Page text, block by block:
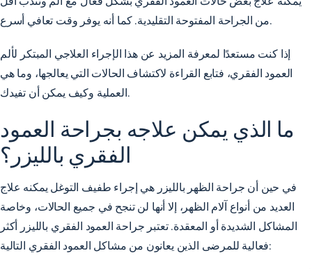
من الجراحة المفتوحة التقليدية. كما أنه يوفر وقت تعافي أسرع.
إذا كنت مستعدًا لمعرفة المزيد عن هذا الإجراء العلاجي المبتكر لألم
العمود الفقري، فتابع القراءة لاكتشاف الحالات التي يعالجها، وما هي
العملية وكيف يمكن أن تفيدك.
ما الذي يمكن علاجه بجراحة العمود
الفقري بالليزر؟
في حين أن جراحة الظهر بالليزر هي إجراء طفيف التوغل يمكنه علاج
العديد من أنواع آلام الظهر، إلا أنها لن تنجح في جميع الحالات، وخاصة
المشاكل الشديدة أو المعقدة. تعتبر جراحة العمود الفقري بالليزر أكثر
فعالية للمرضى الذين يعانون من مشاكل العمود الفقري التالية: